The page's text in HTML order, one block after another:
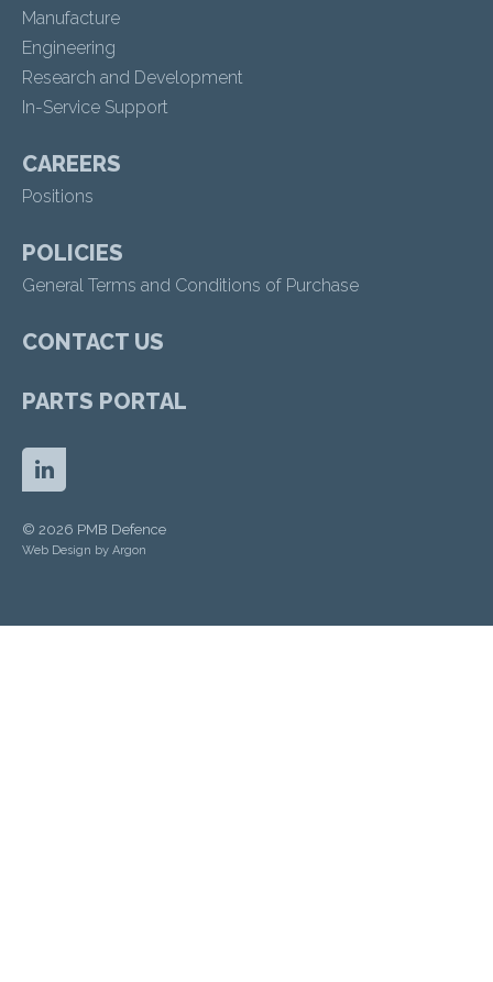
Manufacture
Engineering
Research and Development
In-Service Support
CAREERS
Positions
POLICIES
General Terms and Conditions of Purchase
CONTACT US
PARTS PORTAL
© 2026 PMB Defence
Web Design by Argon